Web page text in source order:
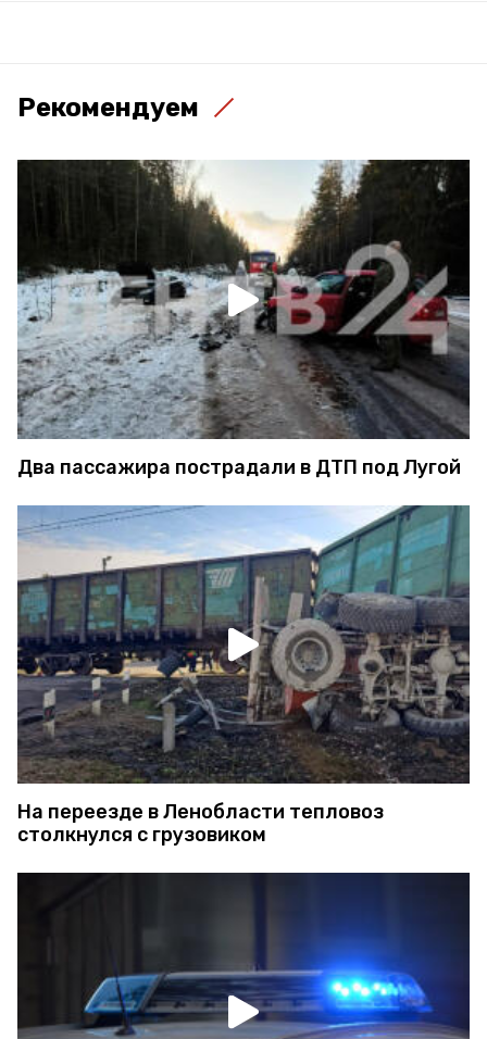
Рекомендуем
Два пассажира пострадали в ДТП под Лугой
На переезде в Ленобласти тепловоз
столкнулся с грузовиком